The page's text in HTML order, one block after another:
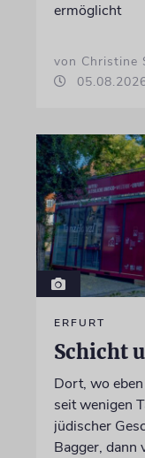
ermöglicht
von Christine
ERFURT
Schicht
Dort, wo
seit wenigen
jüdischer
Bagger, dann